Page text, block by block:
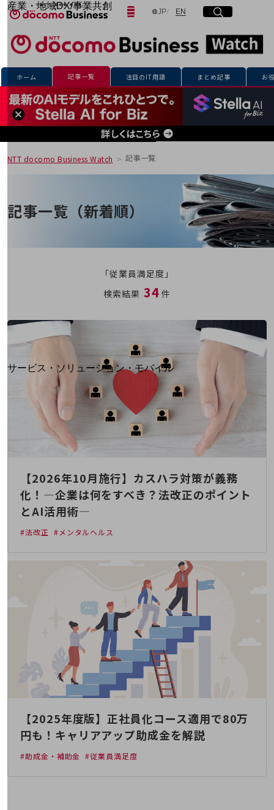
産業・地域DX/事業共創
OPEN HUB for Plural Futures
自律・分散・協調型社会の実現を目指し、
「社会可能性」を探究・実装する事業共創エコシステムです。
OPEN HUB for Plural Futuresとは
イベント/ウェビナー
記事コンテンツ
プレイヤー(カタリスト/パートナー企業)
事例
Smart World
産業・地域DXプラットフォーマーとして
企業と地域が持続成長する社会を目指します
Smart City
Smart Education
Smart Mobility
Smart Worksite
地域経済のさらなる活性化に取り組みます
自治体・地域社会との共創
LGPF(Local Government Platform)
別ウィンドウで開きます
サービス・ソリューション・モバイル
サービス・ソリューションTOP
DXに関する課題を解決する
サービス・ソリューションをご紹介
カテゴリーで探す
カテゴリーで探すTOP
クラウド・データセンター
電話・映像コミュニケーション
セキュリティ
5G
業務支援・マーケティング
災害対策・BCP
課題・ニーズで探す
課題・ニーズで探すTOP
コミュニケーション・情報共有
マーケティング
業務効率化
JP日本語
ENEnglish
サイト内検索
開く
メニュー
開く
フリーワードを入力して探す
フリーワードでNTTドコモビジネスの
検索する
ホーム 記事一覧 注目のIT用語 まとめ記事 お
NTT docomo Business Watch 記事一覧
記事一覧（新着順）
「従業員満足度」
検索結果 34 件
【2026年10月施行】カスハラ対策が義務
化！―企業は何をすべき？法改正のポイント
とAI活用術―
#法改正 #メンタルヘルス
【2025年度版】正社員化コース適用で80万
円も！キャリアアップ助成金を解説
#助成金・補助金 #従業員満足度